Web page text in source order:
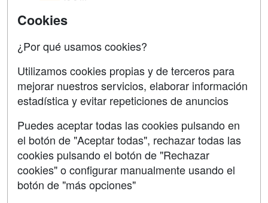
Contactar
Copyleft
Grupo formazion:
Cookies
¿Por qué usamos cookies?
Utilizamos cookies propias y de terceros para
mejorar nuestros servicios, elaborar información
estadística y evitar repeticiones de anuncios
Puedes aceptar todas las cookies pulsando en
el botón de "Aceptar todas", rechazar todas las
cookies pulsando el botón de "Rechazar
cookies" o configurar manualmente usando el
botón de "más opciones"